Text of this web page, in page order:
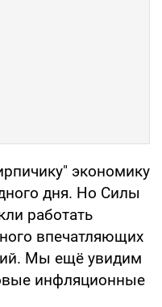
экономику
дня. Но Силы
работать
впечатляющих
Мы ещё увидим
инфляционные